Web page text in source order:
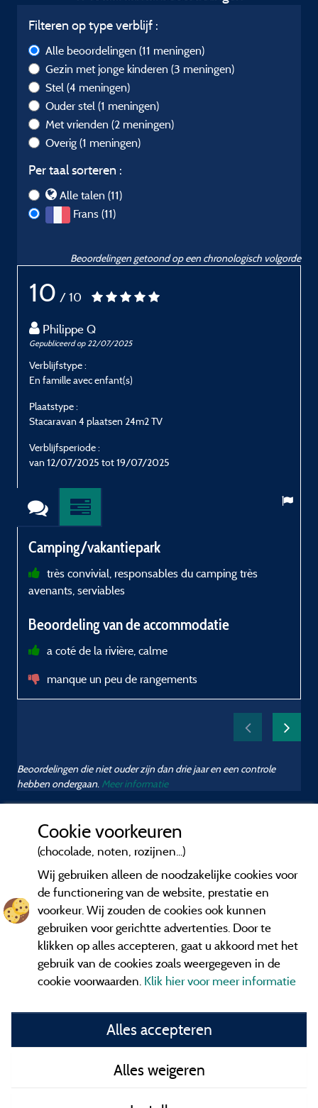
Filteren op type verblijf :
Alle beoordelingen (11 meningen)
Gezin met jonge kinderen (3 meningen)
Stel (4 meningen)
Ouder stel (1 meningen)
Met vrienden (2 meningen)
Overig (1 meningen)
Per taal sorteren :
Alle talen (11)
Frans (11)
Beoordelingen getoond op een chronologisch volgorde
10 / 10
Philippe Q
Gepubliceerd op 22/07/2025
Verblijfstype :
En famille avec enfant(s)
Plaatstype :
Stacaravan 4 plaatsen 24m2 TV
Verblijfsperiode :
van 12/07/2025 tot 19/07/2025
Camping/vakantiepark
très convivial, responsables du camping très
avenants, serviables
Beoordeling van de accommodatie
a coté de la rivière, calme
manque un peu de rangements
Beoordelingen die niet ouder zijn dan drie jaar en een controle
hebben ondergaan. Meer informatie
General terms of use
Contact gegevens
Cookie voorkeuren
(chocolade, noten, rozijnen...)
Wij gebruiken alleen de noodzakelijke cookies voor
de functionering van de website, prestatie en
voorkeur. Wij zouden de cookies ook kunnen
gebruiken voor gerichtte advertenties. Door te
klikken op alles accepteren, gaat u akkoord met het
gebruik van de cookies zoals weergegeven in de
cookie voorwaarden. Klik hier voor meer informatie
Alles accepteren
Alles weigeren